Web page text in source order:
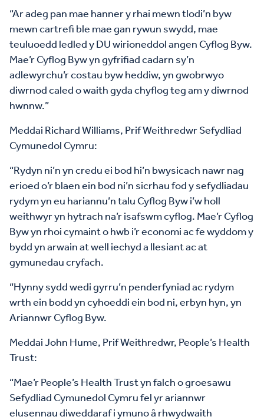
“Ar adeg pan mae hanner y rhai mewn tlodi’n byw
mewn cartrefi ble mae gan rywun swydd, mae
teuluoedd ledled y DU wirioneddol angen Cyflog Byw.
Mae’r Cyflog Byw yn gyfrifiad cadarn sy’n
adlewyrchu’r costau byw heddiw, yn gwobrwyo
diwrnod caled o waith gyda chyflog teg am y diwrnod
hwnnw.”
Meddai Richard Williams, Prif Weithredwr Sefydliad
Cymunedol Cymru:
“Rydyn ni’n yn credu ei bod hi’n bwysicach nawr nag
erioed o’r blaen ein bod ni’n sicrhau fod y sefydliadau
rydym yn eu hariannu’n talu Cyflog Byw i’w holl
weithwyr yn hytrach na’r isafswm cyflog. Mae’r Cyflog
Byw yn rhoi cymaint o hwb i’r economi ac fe wyddom y
bydd yn arwain at well iechyd a llesiant ac at
gymunedau cryfach.
“Hynny sydd wedi gyrru’n penderfyniad ac rydym
wrth ein bodd yn cyhoeddi ein bod ni, erbyn hyn, yn
Ariannwr Cyflog Byw.
Meddai John Hume, Prif Weithredwr, People’s Health
Trust:
“Mae’r People’s Health Trust yn falch o groesawu
Sefydliad Cymunedol Cymru fel yr ariannwr
elusennau diweddaraf i ymuno â rhwydwaith